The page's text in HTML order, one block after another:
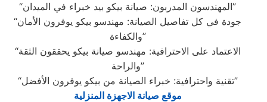
“المهندسون المدربون: صيانة بيكو بيد خبراء في الميدان”
“جودة في كل تفاصيل الصيانة: مهندسو بيكو يوفرون الأمان
والكفاءة”
“الاعتماد على الاحترافية: مهندسو صيانة بيكو يحققون الثقة
والراحة”
“تقنية واحترافية: خبراء الصيانة من بيكو يوفرون الأفضل”
موقع صيانة الاجهزة المنزلية